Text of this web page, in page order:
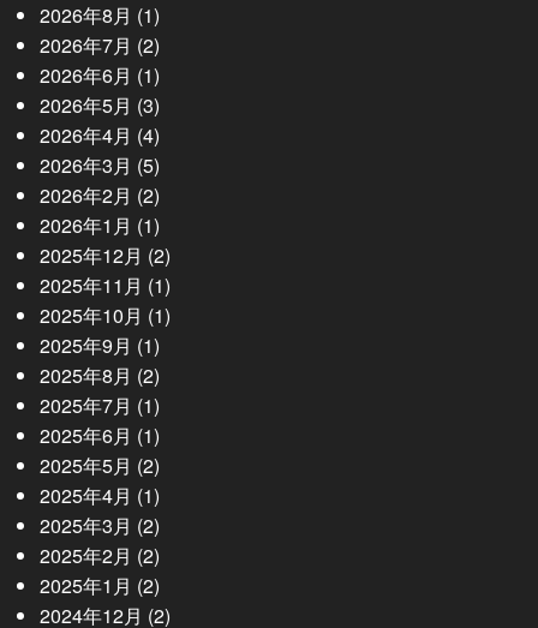
2026年8月 (1)
2026年7月 (2)
2026年6月 (1)
2026年5月 (3)
2026年4月 (4)
2026年3月 (5)
2026年2月 (2)
2026年1月 (1)
2025年12月 (2)
2025年11月 (1)
2025年10月 (1)
2025年9月 (1)
2025年8月 (2)
2025年7月 (1)
2025年6月 (1)
2025年5月 (2)
2025年4月 (1)
2025年3月 (2)
2025年2月 (2)
2025年1月 (2)
2024年12月 (2)